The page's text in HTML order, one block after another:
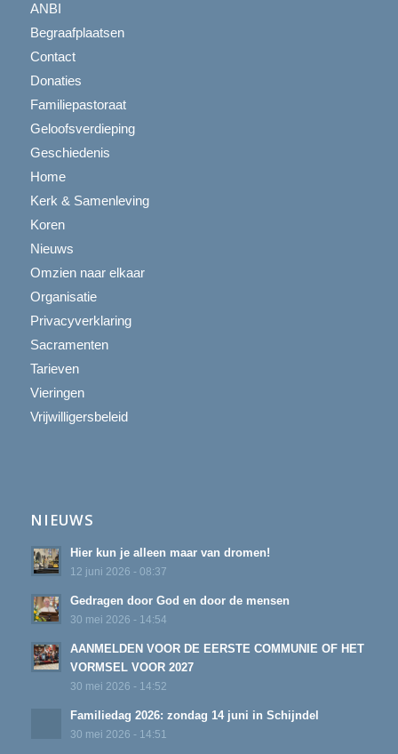
ANBI
Begraafplaatsen
Contact
Donaties
Familiepastoraat
Geloofsverdieping
Geschiedenis
Home
Kerk & Samenleving
Koren
Nieuws
Omzien naar elkaar
Organisatie
Privacyverklaring
Sacramenten
Tarieven
Vieringen
Vrijwilligersbeleid
NIEUWS
Hier kun je alleen maar van dromen!
12 juni 2026 - 08:37
Gedragen door God en door de mensen
30 mei 2026 - 14:54
AANMELDEN VOOR DE EERSTE COMMUNIE OF HET
VORMSEL VOOR 2027
30 mei 2026 - 14:52
Familiedag 2026: zondag 14 juni in Schijndel
30 mei 2026 - 14:51